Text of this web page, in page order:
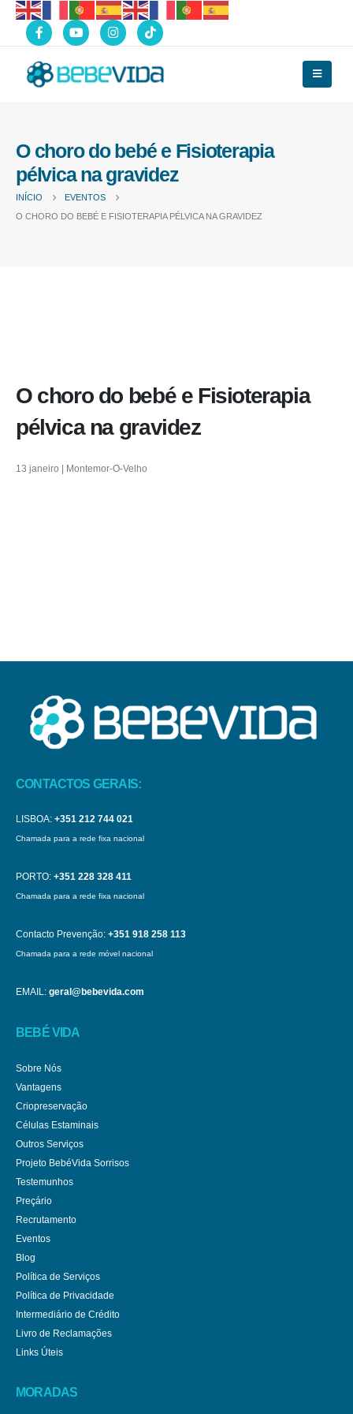
O choro do bebé e Fisioterapia
pélvica na gravidez
INÍCIO
EVENTOS
O CHORO DO BEBÉ E FISIOTERAPIA PÉLVICA NA GRAVIDEZ
O choro do bebé e Fisioterapia
pélvica na gravidez
13 janeiro | Montemor-O-Velho
CONTACTOS GERAIS:
LISBOA: +351 212 744 021
Chamada para a rede fixa nacional
PORTO: +351 228 328 411
Chamada para a rede fixa nacional
Contacto Prevenção: +351 918 258 113
Chamada para a rede móvel nacional
EMAIL: geral@bebevida.com
BEBÉ VIDA
Sobre Nós
Vantagens
Criopreservação
Células Estaminais
Outros Serviços
Projeto BebéVida Sorrisos
Testemunhos
Preçário
Recrutamento
Eventos
Blog
Política de Serviços
Política de Privacidade
Intermediário de Crédito
Livro de Reclamações
Links Úteis
MORADAS